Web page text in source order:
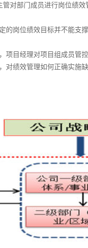
对部门成员进行岗位绩
岗位绩效目标并不能支
目经理对项目组成员管
对绩效管理如何正确实